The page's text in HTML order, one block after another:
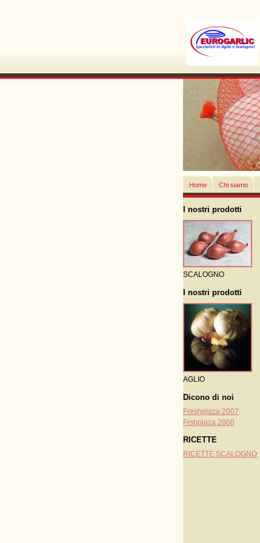
Home Chi siamo
I nostri prodotti
SCALOGNO
I nostri prodotti
AGLIO
Dicono di noi
Freshplaza 2007
Frshplaza 2008
RICETTE
RICETTE SCALOGNO